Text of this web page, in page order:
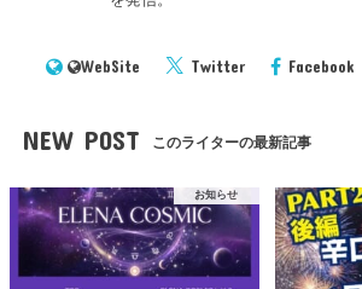
WebSite Twitter Facebook
NEW POST このライターの最新記事
お知らせ